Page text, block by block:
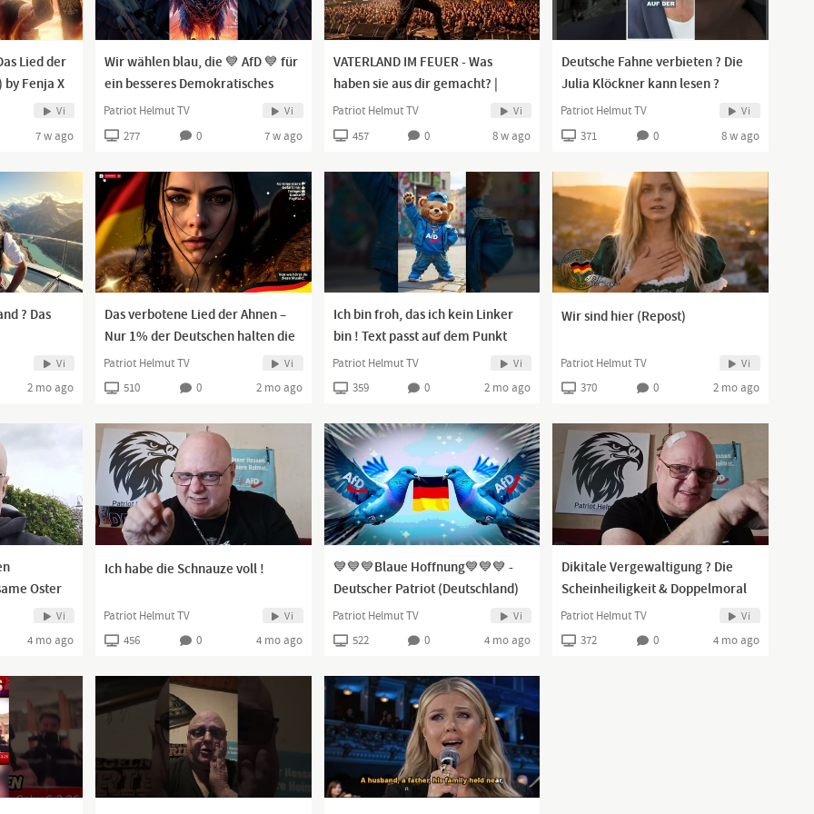
Lied der
Fenja X
Vi
7 w ago
Wir wählen blau, die 💙 AfD 💙 für
ein besseres Demokratisches
Deutschland
Patriot Helmut TV Vi
277 0 7 w ago
VATERLAND IM FEUER - Was
haben sie aus dir gemacht? |
Deutscher Metal Song 2026
(Repost)
Patriot Helmut TV Vi
457 0 8 w ago
Deutsche Fahne verbieten ? Die
Julia Klöckner kann lesen ?
Wahrscheinlich nicht !
Patriot Helmut TV Vi
371 0 8 w ago
? Das
Vi
2 mo ago
Das verbotene Lied der Ahnen –
Nur 1% der Deutschen halten die
Wahrheit bis zum Ende aus
(Repost)
Patriot Helmut TV Vi
510 0 2 mo ago
Ich bin froh, das ich kein Linker
bin ! Text passt auf dem Punkt
genau 😜
Patriot Helmut TV Vi
359 0 2 mo ago
Wir sind hier (Repost)
Patriot Helmut TV Vi
370 0 2 mo ago
Oster
Vi
4 mo ago
Ich habe die Schnauze voll !
Patriot Helmut TV Vi
456 0 4 mo ago
💙💙💙Blaue Hoffnung💙💙💙 -
Deutscher Patriot (Deutschland)
Musik AFD (Repost)
Patriot Helmut TV Vi
522 0 4 mo ago
Dikitale Vergewaltigung ? Die
Scheinheiligkeit & Doppelmoral
geht in die nächste Runde
Patriot Helmut TV Vi
372 0 4 mo ago